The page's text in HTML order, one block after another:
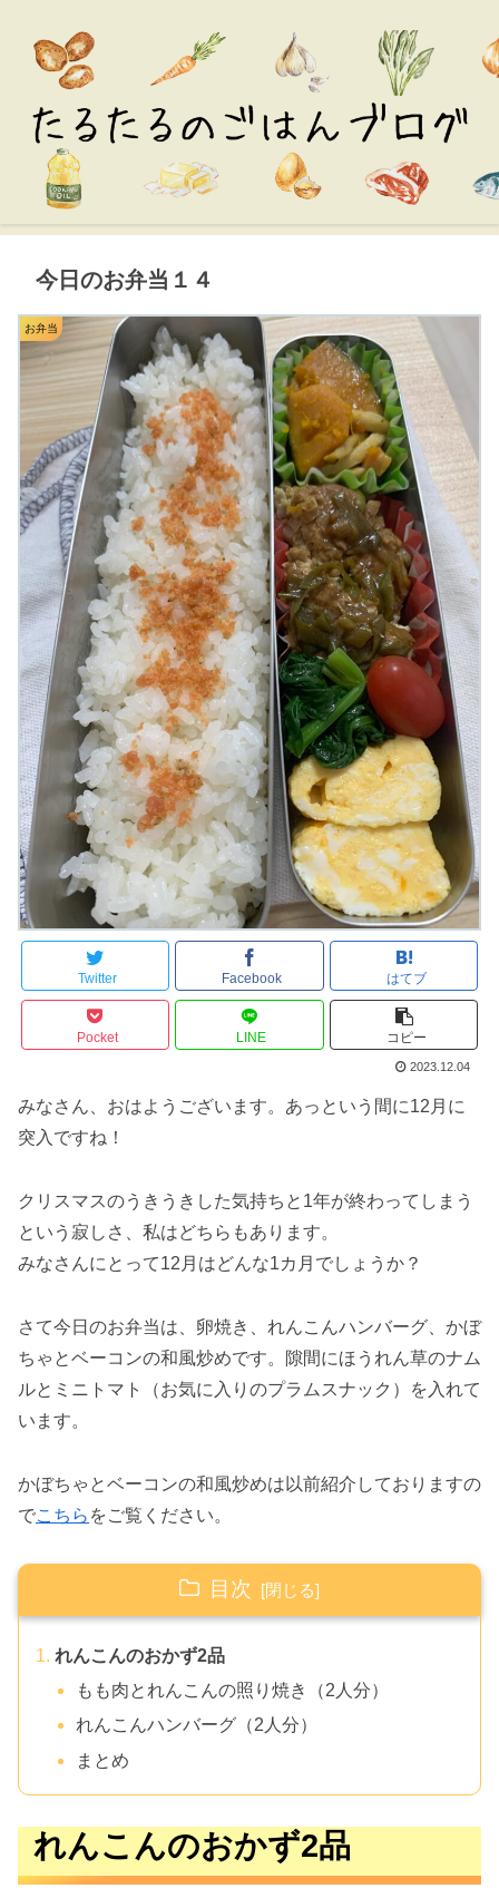
今日のお弁当１４
お弁当
Twitter Facebook はてブ
Pocket LINE コピー
2023.12.04
みなさん、おはようございます。あっという間に12月に
突入ですね！
クリスマスのうきうきした気持ちと1年が終わってしまう
という寂しさ、私はどちらもあります。
みなさんにとって12月はどんな1カ月でしょうか？
さて今日のお弁当は、卵焼き、れんこんハンバーグ、かぼ
ちゃとベーコンの和風炒めです。隙間にほうれん草のナム
ルとミニトマト（お気に入りのプラムスナック）を入れて
います。
かぼちゃとベーコンの和風炒めは以前紹介しておりますの
でこちら をご覧ください。
目次
れんこんのおかず2品
もも肉とれんこんの照り焼き（2人分）
れんこんハンバーグ（2人分）
まとめ
れんこんのおかず2品